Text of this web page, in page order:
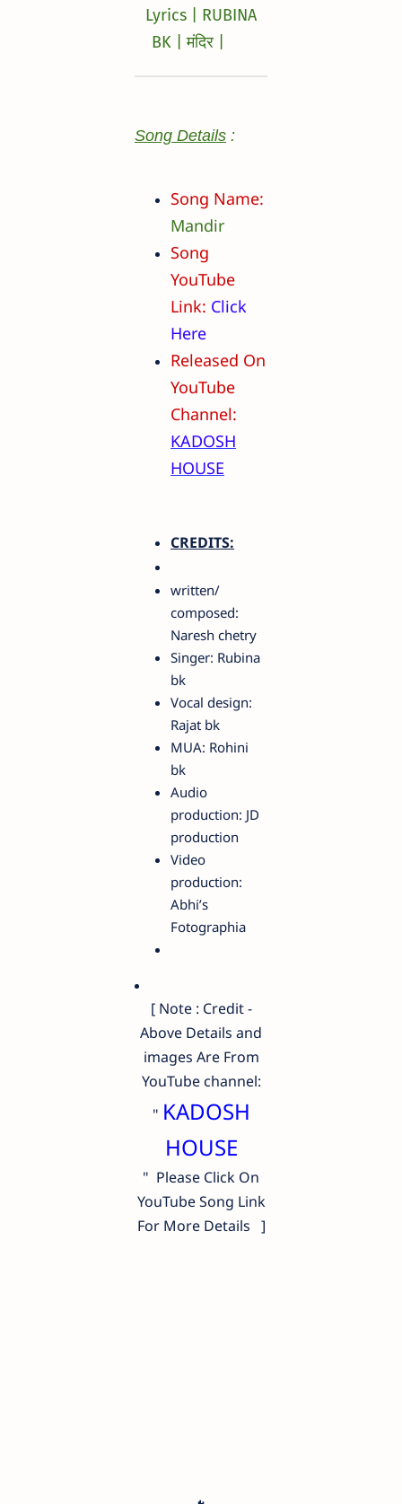
Lyrics | RUBINA
BK | मंदिर |
Song Details :
Song Name:
Mandir
Song
YouTube
Link: Click
Here
Released On
YouTube
Channel:
KADOSH
HOUSE
CREDITS:
written/
composed:
Naresh chetry
Singer: Rubina
bk
Vocal design:
Rajat bk
MUA: Rohini
bk
Audio
production: JD
production
Video
production:
Abhi’s
Fotographia
[ Note : Credit -
Above Details and
images Are From
YouTube channel:
" KADOSH
HOUSE
" Please Click On
YouTube Song Link
For More Details ]